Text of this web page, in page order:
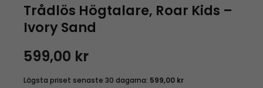
Trådlös Högtalare, Roar Kids –
Ivory Sand
599,00 kr
Lägsta priset senaste 30 dagarna: 599,00 kr